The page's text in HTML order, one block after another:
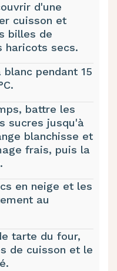
d'une
cuisson et
billes de
haricots secs.
pendant 15
battre les
sucres jusqu'à
blanchisse et
frais, puis la
en neige et les
au
tarte du four,
de cuisson et le